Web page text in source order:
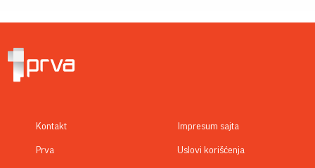
Kontakt
Prva
Impresum sajta
Uslovi korišćenja